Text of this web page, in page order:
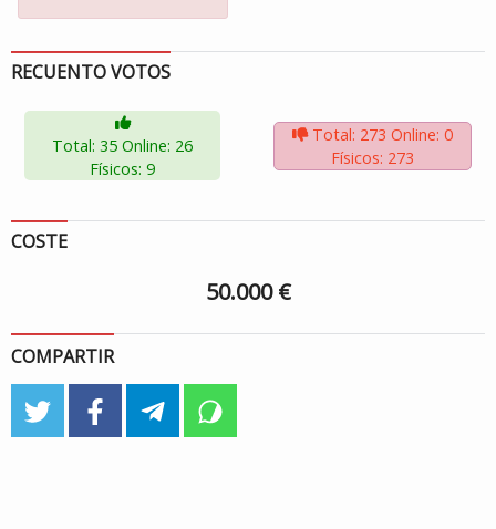
RECUENTO VOTOS
Total: 35 Online: 26
Físicos: 9
Total: 273 Online: 0
Físicos: 273
COSTE
50.000 €
COMPARTIR
twitter facebook telegram